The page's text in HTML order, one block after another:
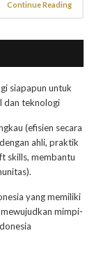
Continue Reading
siapapun untuk
dan teknologi
(efisien secara
ahli, praktik
skills, membantu
yang memiliki
mimpi-